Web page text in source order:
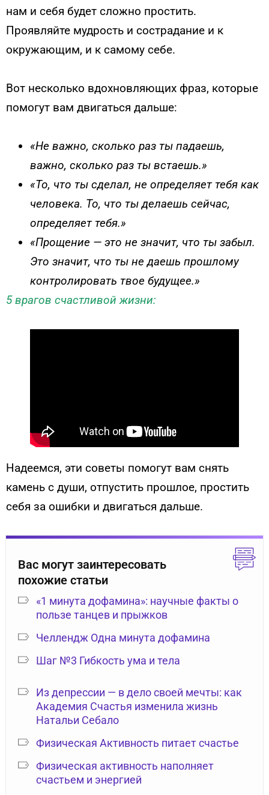
нам и себя будет сложно простить.
Проявляйте мудрость и сострадание и к
окружающим, и к самому себе.
Вот несколько вдохновляющих фраз, которые
помогут вам двигаться дальше:
«Не важно, сколько раз ты падаешь,
важно, сколько раз ты встаешь.»
«То, что ты сделал, не определяет тебя как
человека. То, что ты делаешь сейчас,
определяет тебя.»
«Прощение — это не значит, что ты забыл.
Это значит, что ты не даешь прошлому
контролировать твое будущее.»
5 врагов счастливой жизни:
Надеемся, эти советы помогут вам снять
камень с души, отпустить прошлое, простить
себя за ошибки и двигаться дальше.
Вас могут заинтересовать
похожие статьи
«1 минута дофамина»: научные факты о
пользе танцев и прыжков
Челлендж Одна минута дофамина
Шаг №3 Гибкость ума и тела
Из депрессии — в дело своей мечты: как
Академия Счастья изменила жизнь
Натальи Себало
Физическая Активность питает счастье
Физическая активность наполняет
счастьем и энергией